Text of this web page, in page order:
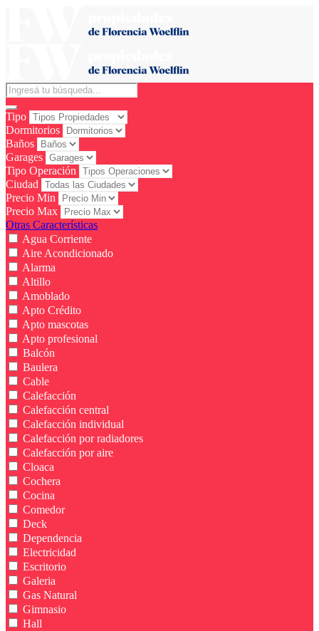
Tipo
Dormitorios
Baños
Garages
Tipo Operación
Ciudad
Precio Min
Precio Max
Otras Características
Agua Corriente
Aire Acondicionado
Alarma
Altillo
Amoblado
Apto Crédito
Apto mascotas
Apto profesional
Balcón
Baulera
Cable
Calefacción
Calefacción central
Calefacción individual
Calefacción por radiadores
Calefacción por aire
Cloaca
Cochera
Cocina
Comedor
Deck
Dependencia
Electricidad
Escritorio
Galeria
Gas Natural
Gimnasio
Hall